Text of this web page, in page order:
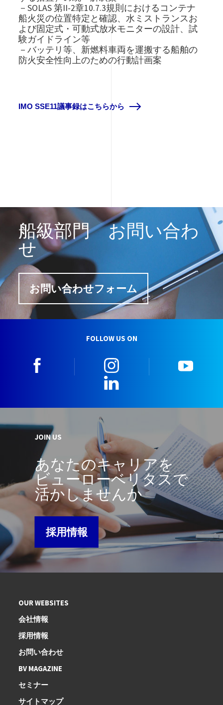
－SOLAS 第II-2章10.7.3規則におけるコンテナ
船火災の位置特定と確認、水ミストランスお
よび固定式・可動式放水モニターの設計、試
験ガイドライン等
－バッテリ等、新燃料車両を運搬する船舶の
防火安全性向上のための行動計画案
IMO SSE11議事録はこちらから
船級部門 お問い合わ
せ
お問い合わせフォーム
FOLLOW US ON
JOIN US
あなたのキャリアを
ビューローベリタスで
活かしませんか
採用情報
OUR WEBSITES
会社情報
採用情報
お問い合わせ
BV MAGAZINE
セミナー
サイトマップ